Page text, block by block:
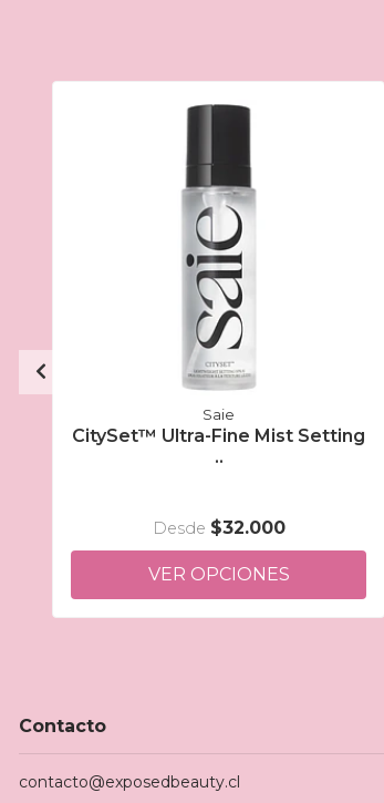
Saie
CitySet™ Ultra-Fine Mist Setting
..
Desde $32.000
VER OPCIONES
Contacto
contacto@exposedbeauty.cl